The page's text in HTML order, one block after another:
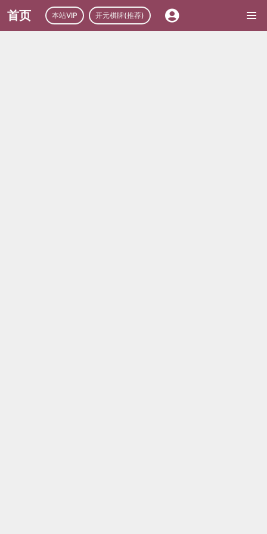
首页 本站VIP 开元棋牌(推荐)